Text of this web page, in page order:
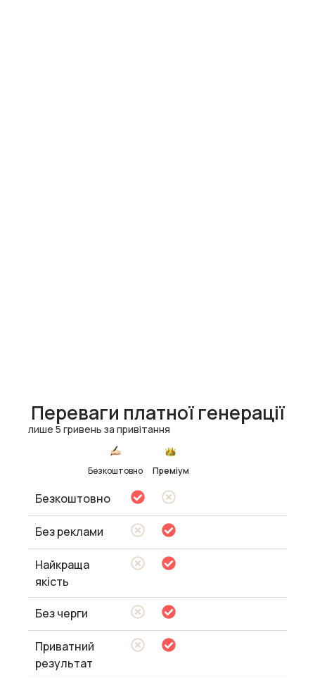
Переваги платної генерації
лише 5 гривень за привітання
Безкоштовно Преміум
Безкоштовно
Без реклами
Найкраща
якість
Без черги
Приватний
результат